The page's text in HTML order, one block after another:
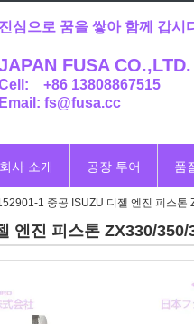
진심으로 꿈을 쌓아 함께 갑시
FUSA CO.,LTD.
+86 13808867515
Email: fs@fusa.cc
회사 소개 공장 투어 품
1 중공 ISUZU 디젤 엔진 피스톤
엔진 피스톤 ZX330/